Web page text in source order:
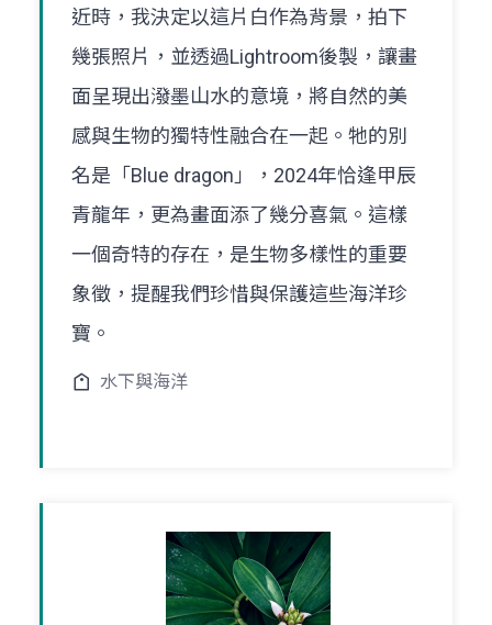
近時，我決定以這片白作為背景，拍下
幾張照片，並透過Lightroom後製，讓畫
面呈現出潑墨山水的意境，將自然的美
感與生物的獨特性融合在一起。牠的別
名是「Blue dragon」，2024年恰逢甲辰
青龍年，更為畫面添了幾分喜氣。這樣
一個奇特的存在，是生物多樣性的重要
象徵，提醒我們珍惜與保護這些海洋珍
寶。
水下與海洋